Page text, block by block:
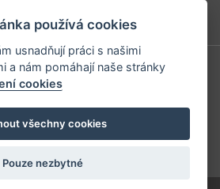
používá cookies
usnadňují práci s našimi
a nám pomáhají naše stránky
cookies
všechny cookies
Pouze nezbytné